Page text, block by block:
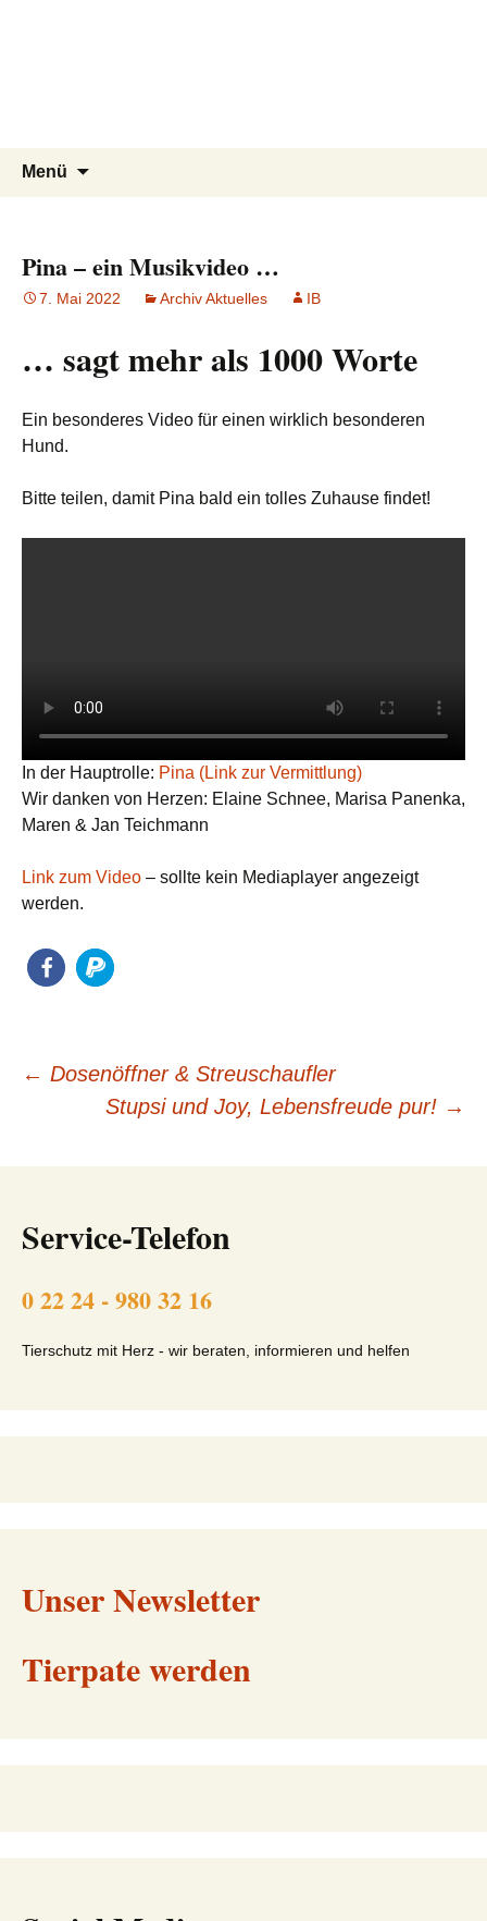
Tier Natur und Artenschutz
Siebengebirge e.V.
Tierschutzverein seit 1985 im
Siebengebirge – Orscheider
Menü
Pina – ein Musikvideo …
7. Mai 2022 Archiv Aktuelles IB
… sagt mehr als 1000 Worte
Ein besonderes Video für einen wirklich besonderen
Hund.
Bitte teilen, damit Pina bald ein tolles Zuhause findet!
In der Hauptrolle: Pina (Link zur Vermittlung)
Wir danken von Herzen: Elaine Schnee, Marisa Panenka,
Maren & Jan Teichmann
Link zum Video – sollte kein Mediaplayer angezeigt
werden.
Beitragsnavigation
← Dosenöffner & Streuschaufler
Stupsi und Joy, Lebensfreude pur! →
Service-Telefon
0 22 24 - 980 32 16
Tierschutz mit Herz - wir beraten, informieren und helfen
Unser Newsletter
Tierpate werden